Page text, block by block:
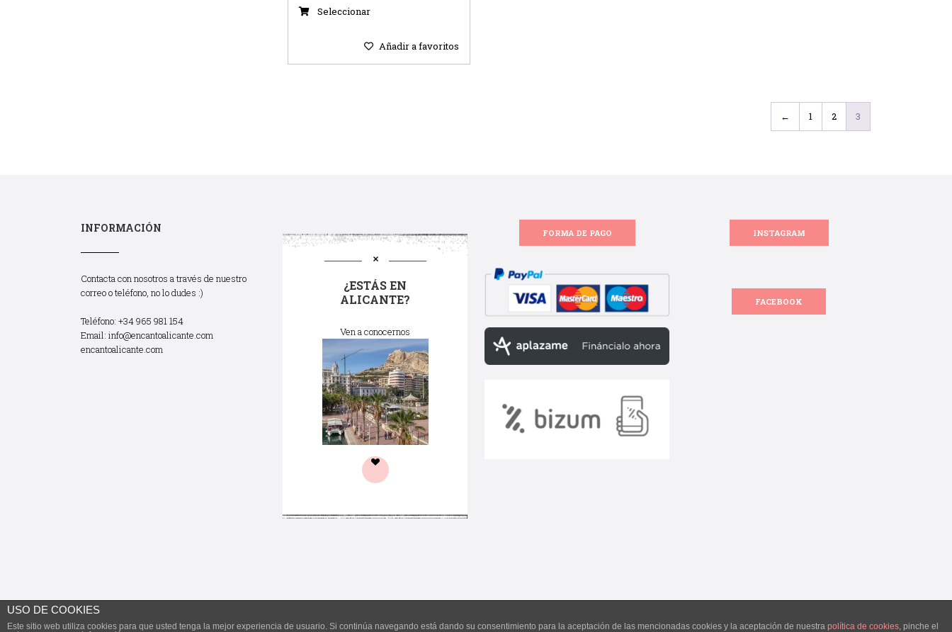
Seleccionar
Añadir a favoritos
← 1 2 3
INFORMACIÓN
Contacta con nosotros a través de nuestro
correo o teléfono, no lo dudes :)
Teléfono: +34 965 981 154
Email: info@encantoalicante.com
encantoalicante.com
¿ESTÁS EN
ALICANTE?
Ven a conocernos
FORMA DE PAGO INSTAGRAM
FACEBOOK
USO DE COOKIES
Este sitio web utiliza cookies para que usted tenga la mejor experiencia de usuario. Si continúa navegando está dando su consentimiento para la aceptación de las mencionadas cookies y la aceptación de nuestra política de cookies, pinche el